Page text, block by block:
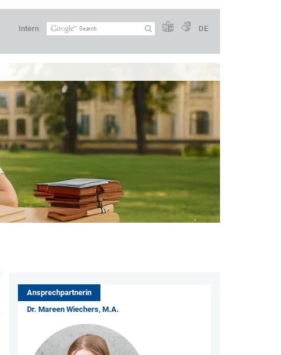
Intern DE
Ansprechpartnerin
Dr. Mareen Wiechers, M.A.